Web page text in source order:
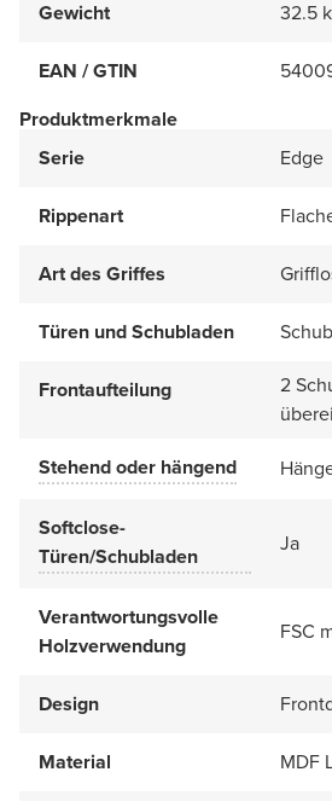
Gewicht 32.5
EAN / GTIN
Produktmerkmale
Serie
Edge
Rippenart
Art des Griffes
Türen und Schubladen
Frontaufteilung
2
Stehend oder hängend
Softclose-
Türen/Schubladen
Ja
Verantwortungsvolle
Holzverwendung
FSC
Design
Material MDF